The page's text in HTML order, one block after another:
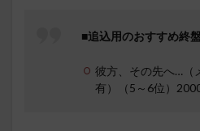
■追込用のおすすめ終
彼方、その先へ…（
有）（5～6位）